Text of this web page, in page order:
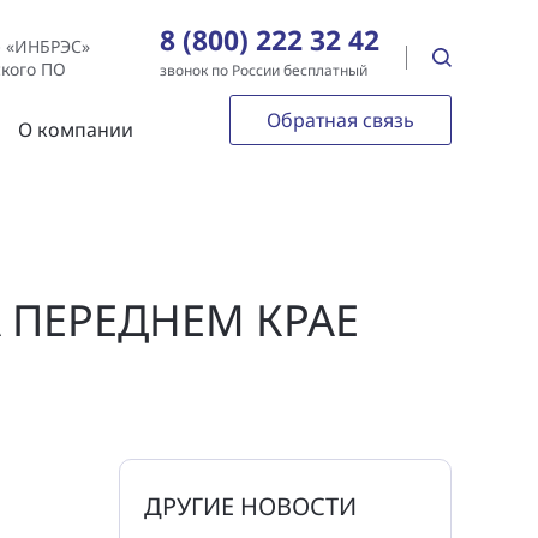
«ИНБРЭС»
ПО
8 (800) 222 32 42
звонок по России бесплатный
О компании Обратная связь
КРАЕ
ДРУГИЕ НОВОСТИ